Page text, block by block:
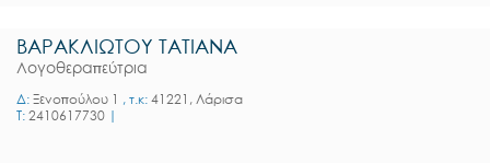
ΒΑΡΑΚΛΙΩΤΟΥ ΤΑΤΙΑΝΑ
Λογοθεραπεύτρια
Δ: Ξενοπούλου 1 , τ.κ: 41221, Λάρισα
T: 2410617730 |